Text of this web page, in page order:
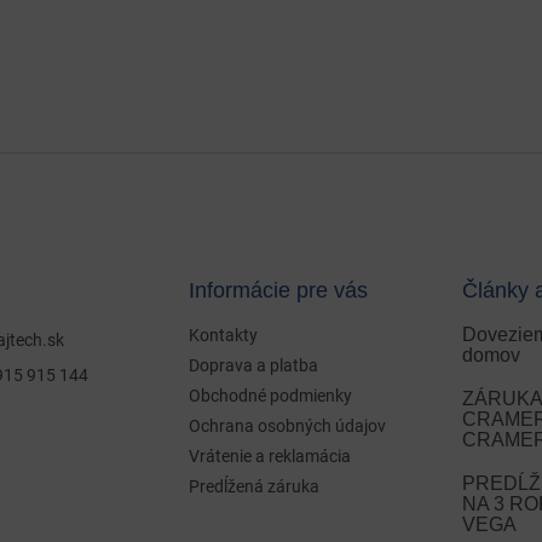
915 144
Informácie pre vás
Kontakty
Doprava a platba
Obchodné podmienky
Ochrana osobných údajov
Vrátenie a reklamácia
Predĺžená záruka
Články
domov
NA 3
VEGA